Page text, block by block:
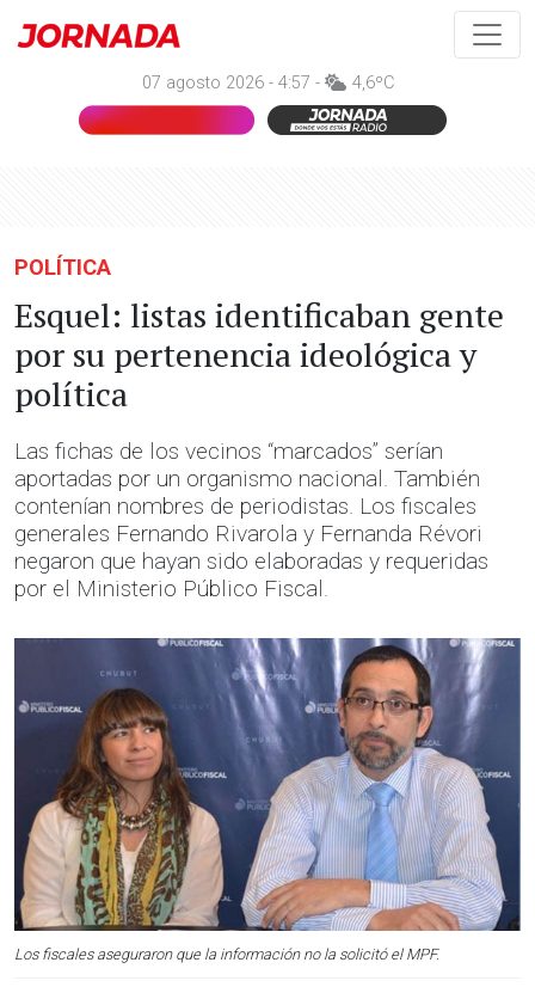
07 agosto 2026 - 4:57 - 4,6ºC
POLÍTICA
Esquel: listas identificaban gente
por su pertenencia ideológica y
política
Las fichas de los vecinos “marcados” serían
aportadas por un organismo nacional. También
contenían nombres de periodistas. Los fiscales
generales Fernando Rivarola y Fernanda Révori
negaron que hayan sido elaboradas y requeridas
por el Ministerio Público Fiscal.
Los fiscales aseguraron que la información no la solicitó el MPF.